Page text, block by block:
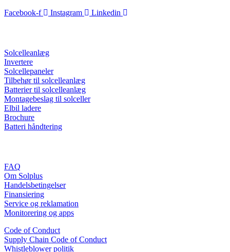
Facebook-f
Instagram Linkedin
Solcelleanlæg
Invertere
Solcellepaneler
Tilbehør til solcelleanlæg
Batterier til solcelleanlæg
Montagebeslag til solceller
Elbil ladere
Brochure
Batteri håndtering
FAQ
Om Solplus
Handelsbetingelser
Finansiering
Service og reklamation
Monitorering og apps
Code of Conduct
Supply Chain Code of Conduct
Whistleblower politik